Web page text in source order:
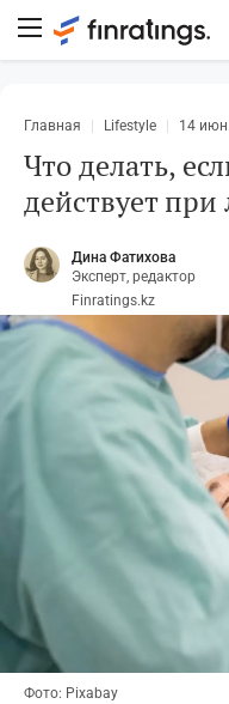
Главная Lifestyle 14
Что делать,
действует при
Дина Фатихова
Эксперт, редактор
Finratings.kz
Фото: Pixabay